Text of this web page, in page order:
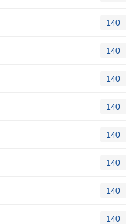
140
140
140
140
140
140
140
140